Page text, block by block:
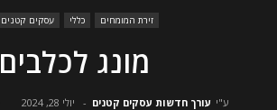
זירת המומחים כללי עסקים קטנים
מונג לכלבים
ע"י עורך חדשות עסקים קטנים - יולי 28, 2024